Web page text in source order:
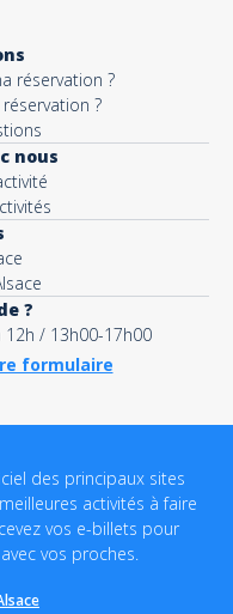
réservation ?
?
nous
?
/ 13h00-17h00
formulaire
des principaux sites
activités à faire
vos e-billets pour
vos proches.